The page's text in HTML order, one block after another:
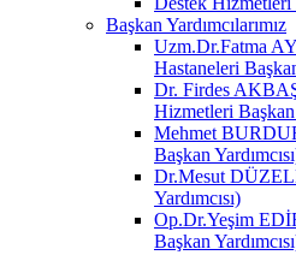
Başkan Yardımcılarımız
Uzm.Dr.Fatma
Hastaneleri
Dr. Firdes
Hizmetleri Başkan
Mehmet
Başkan
Dr.Mesut
Yardımcısı)
Op.Dr.Yeşim
Başkan